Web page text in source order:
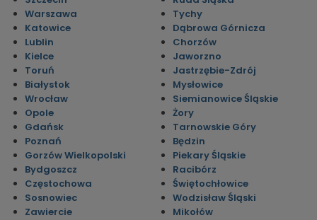
Warszawa
Katowice
Lublin
Kielce
Toruń
Białystok
Wrocław
Opole
Gdańsk
Poznań
Gorzów Wielkopolski
Bydgoszcz
Częstochowa
Sosnowiec
Zawiercie
Tychy
Dąbrowa Górnicza
Chorzów
Jaworzno
Jastrzębie-Zdrój
Mysłowice
Siemianowice Śląskie
Żory
Tarnowskie Góry
Będzin
Piekary Śląskie
Racibórz
Świętochłowice
Wodzisław Śląski
Mikołów